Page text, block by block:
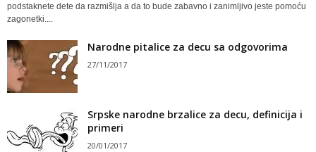
podstaknete dete da razmišlja a da to bude zabavno i zanimljivo jeste pomoću
zagonetki....
Narodne pitalice za decu sa odgovorima
27/11/2017
Srpske narodne brzalice za decu, definicija i
primeri
20/01/2017